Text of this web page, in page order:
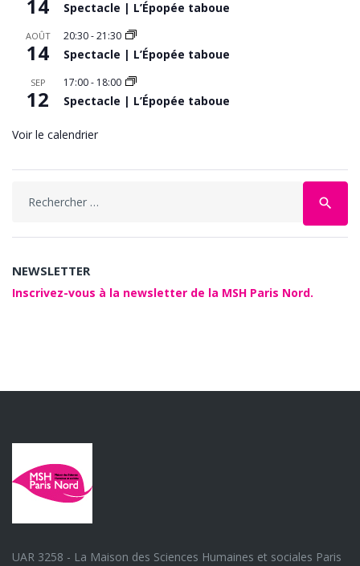
14 Spectacle | L’Épopée taboue
AOÛT
14
20:30-21:30
Spectacle | L’Épopée taboue
SEP
12
17:00- 18:00
Spectacle | L’Épopée taboue
Voir le calendrier
search
NEWSLETTER
Inscrivez-vous à la newsletter de la MSH Paris Nord.
UAR 3258 - La Maison des Sciences Humaines et sociales Paris